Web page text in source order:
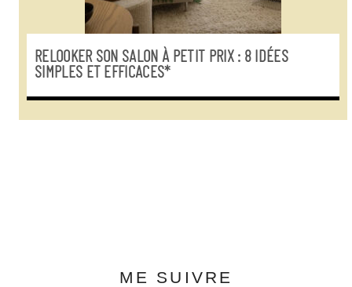
RELOOKER SON SALON À PETIT PRIX : 8 IDÉES
SIMPLES ET EFFICACES*
ME SUIVRE